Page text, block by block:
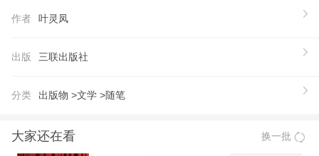
成于七十年代初期，前后差不多有半个世纪。它们发
丰、任诃和霜崖这些笔名。 这些随笔为他自己的话
和“不正经”的书，他都爱读。杂之中，却也自有重：
家的本色，后一类就正是他下半生生活所在的地方特
作者 叶灵凤
出版 三联出版社
分类 出版物 >文学 >随笔
大家还在看 换一批